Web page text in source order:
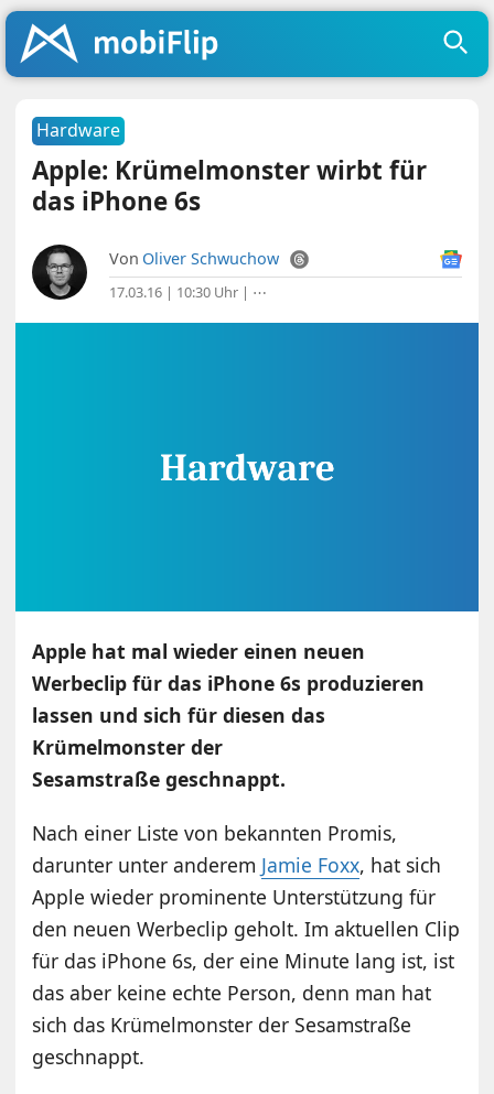
Hardware
Apple: Krümelmonster wirbt für
das iPhone 6s
Von Oliver Schwuchow
17.03.16 | 10:30 Uhr | ⋯
Apple hat mal wieder einen neuen
Werbeclip für das iPhone 6s produzieren
lassen und sich für diesen das
Krümelmonster der
Sesamstraße geschnappt.
Nach einer Liste von bekannten Promis,
darunter unter anderem Jamie Foxx, hat sich
Apple wieder prominente Unterstützung für
den neuen Werbeclip geholt. Im aktuellen Clip
für das iPhone 6s, der eine Minute lang ist, ist
das aber keine echte Person, denn man hat
sich das Krümelmonster der Sesamstraße
geschnappt.